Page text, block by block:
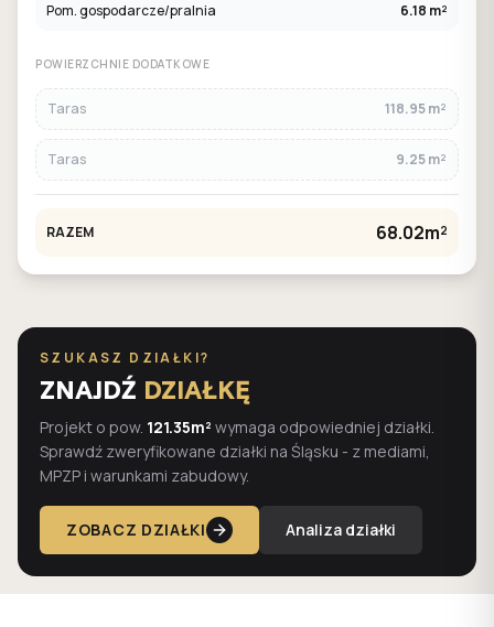
Pom. gospodarcze/pralnia 6.18 m²
POWIERZCHNIE DODATKOWE
Taras 118.95 m²
Taras 9.25 m²
RAZEM 68.02m²
SZUKASZ DZIAŁKI?
ZNAJDŹ DZIAŁKĘ
Projekt o pow. 121.35m² wymaga odpowiedniej działki.
Sprawdź zweryfikowane działki na Śląsku - z mediami,
MPZP i warunkami zabudowy.
ZOBACZ DZIAŁKI Analiza działki